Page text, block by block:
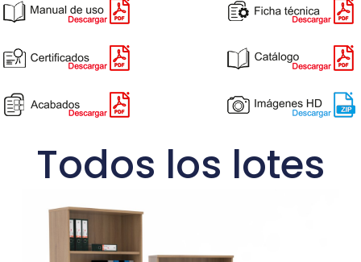
Todos los lotes